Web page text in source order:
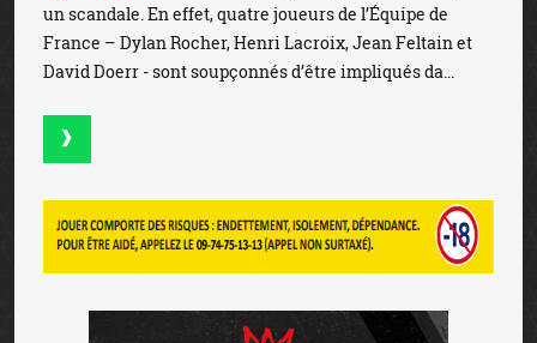
un scandale. En effet, quatre joueurs de l’Équipe de
France – Dylan Rocher, Henri Lacroix, Jean Feltain et
David Doerr - sont soupçonnés d’être impliqués da...